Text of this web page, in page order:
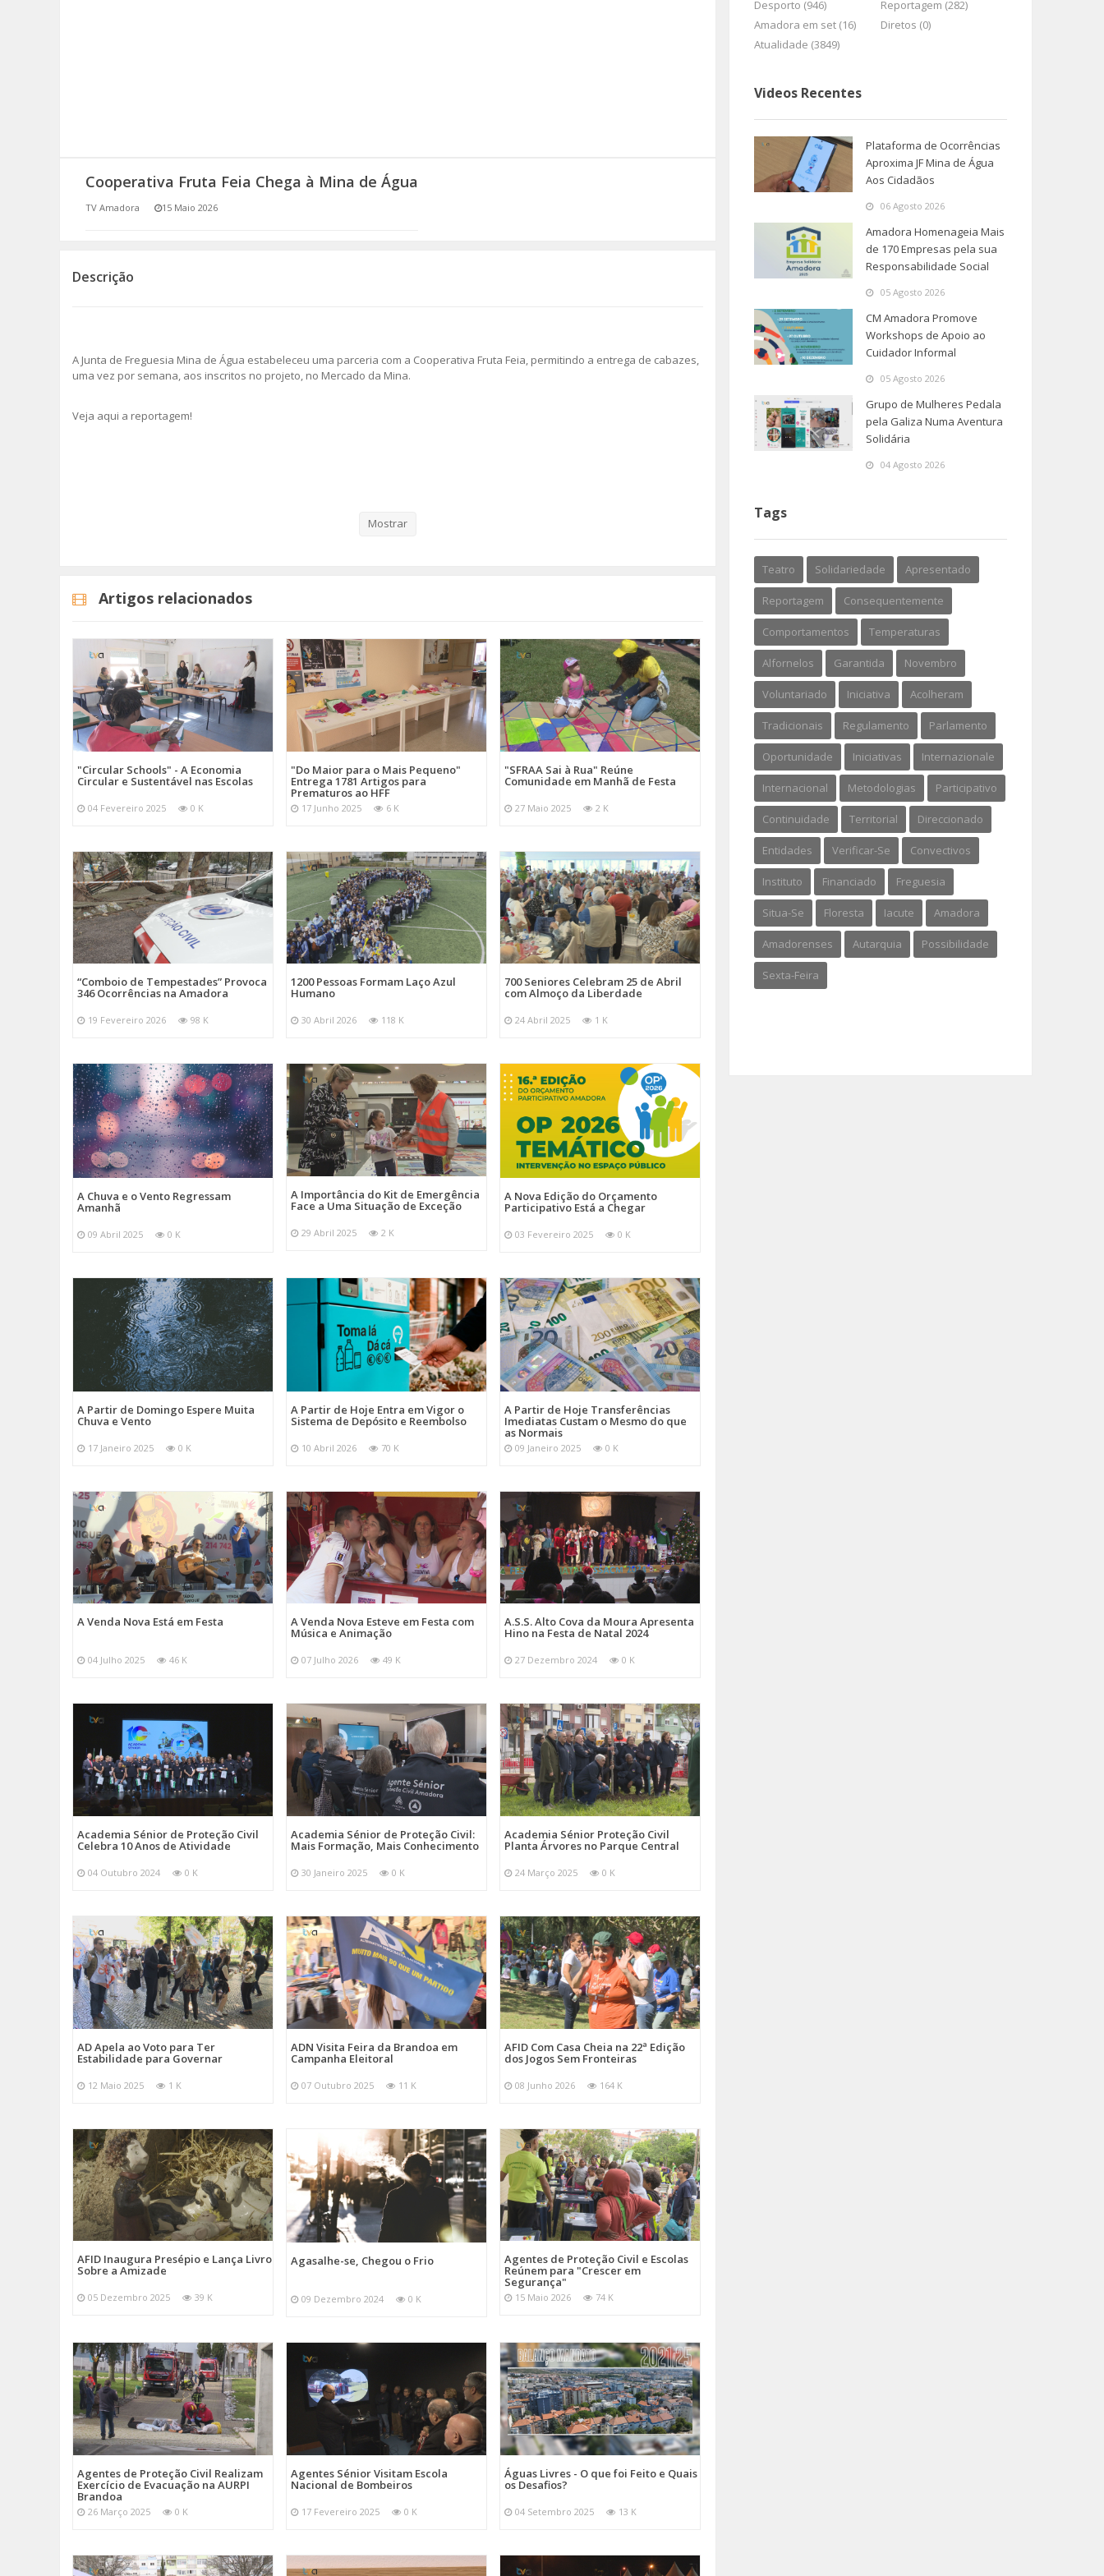
(RE) PENSAMENTOS
Cooperativa Fruta Feia Chega à Mina de Água
TV Amadora 15 Maio 2026
Descrição
A Junta de Freguesia Mina de Água estabeleceu uma parceria com a Cooperativa Fruta Feia, permitindo a entrega de cabazes,
uma vez por semana, aos inscritos no projeto, no Mercado da Mina.
Veja aqui a reportagem!
Mostrar
Artigos relacionados
"Circular Schools" - A Economia
Circular e Sustentável nas Escolas
04 Fevereiro 2025 0 K
"Do Maior para o Mais Pequeno"
Entrega 1781 Artigos para
Prematuros ao HFF
17 Junho 2025 6 K
"SFRAA Sai à Rua" Reúne
Comunidade em Manhã de Festa
27 Maio 2025 2 K
“Comboio de Tempestades” Provoca
346 Ocorrências na Amadora
19 Fevereiro 2026 98 K
1200 Pessoas Formam Laço Azul
Humano
30 Abril 2026 118 K
700 Seniores Celebram 25 de Abril
com Almoço da Liberdade
24 Abril 2025 1 K
A Chuva e o Vento Regressam
Amanhã
09 Abril 2025 0 K
A Importância do Kit de Emergência
Face a Uma Situação de Exceção
29 Abril 2025 2 K
A Nova Edição do Orçamento
Participativo Está a Chegar
03 Fevereiro 2025 0 K
A Partir de Domingo Espere Muita
Chuva e Vento
17 Janeiro 2025 0 K
A Partir de Hoje Entra em Vigor o
Sistema de Depósito e Reembolso
10 Abril 2026 70 K
A Partir de Hoje Transferências
Imediatas Custam o Mesmo do que
as Normais
09 Janeiro 2025 0 K
A Venda Nova Está em Festa
04 Julho 2025 46 K
A Venda Nova Esteve em Festa com
Música e Animação
07 Julho 2026 49 K
A.S.S. Alto Cova da Moura Apresenta
Hino na Festa de Natal 2024
27 Dezembro 2024 0 K
Academia Sénior de Proteção Civil
Celebra 10 Anos de Atividade
04 Outubro 2024 0 K
Academia Sénior de Proteção Civil:
Mais Formação, Mais Conhecimento
30 Janeiro 2025 0 K
Academia Sénior Proteção Civil
Planta Árvores no Parque Central
24 Março 2025 0 K
AD Apela ao Voto para Ter
Estabilidade para Governar
12 Maio 2025 1 K
ADN Visita Feira da Brandoa em
Campanha Eleitoral
07 Outubro 2025 11 K
AFID Com Casa Cheia na 22ª Edição
dos Jogos Sem Fronteiras
08 Junho 2026 164 K
AFID Inaugura Presépio e Lança Livro
Sobre a Amizade
05 Dezembro 2025 39 K
Agasalhe-se, Chegou o Frio
09 Dezembro 2024 0 K
Agentes de Proteção Civil e Escolas
Reúnem para "Crescer em
Segurança"
15 Maio 2026 74 K
Agentes de Proteção Civil Realizam
Exercício de Evacuação na AURPI
Brandoa
26 Março 2025 0 K
Agentes Sénior Visitam Escola
Nacional de Bombeiros
17 Fevereiro 2025 0 K
Águas Livres - O que foi Feito e Quais
os Desafios?
04 Setembro 2025 13 K
Desporto (946)
Reportagem (282)
Amadora em set (16)
Diretos (0)
Atualidade (3849)
Videos Recentes
Plataforma de Ocorrências
Aproxima JF Mina de Água
Aos Cidadãos
06 Agosto 2026
Amadora Homenageia Mais
de 170 Empresas pela sua
Responsabilidade Social
05 Agosto 2026
CM Amadora Promove
Workshops de Apoio ao
Cuidador Informal
05 Agosto 2026
Grupo de Mulheres Pedala
pela Galiza Numa Aventura
Solidária
04 Agosto 2026
Tags
Teatro Solidariedade Apresentado
Reportagem Consequentemente
Comportamentos Temperaturas
Alfornelos Garantida Novembro
Voluntariado Iniciativa Acolheram
Tradicionais Regulamento Parlamento
Oportunidade Iniciativas Internazionale
Internacional Metodologias Participativo
Continuidade Territorial Direccionado
Entidades Verificar-Se Convectivos
Instituto Financiado Freguesia
Situa-Se Floresta Iacute Amadora
Amadorenses Autarquia Possibilidade
Sexta-Feira